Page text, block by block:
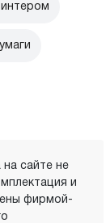
сайте не
и
фирмой-